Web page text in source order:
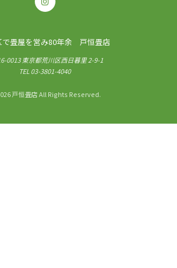
で畳屋を営み80年余 戸恒畳店
0013 東京都荒川区西日暮里 2-9-1
TEL 03-3801-4040
戸恒畳店 All Rights Reserved.